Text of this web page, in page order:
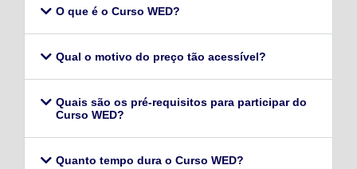
O que é o Curso WED?
Qual o motivo do preço tão acessível?
Quais são os pré-requisitos para participar do
Curso WED?
Quanto tempo dura o Curso WED?